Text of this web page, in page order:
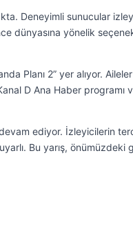
Deneyimli sunucular
dünyasına yönelik
Planı 2” yer alıyor.
D Ana Haber programı
ediyor. İzleyicilerin
Bu yarış,